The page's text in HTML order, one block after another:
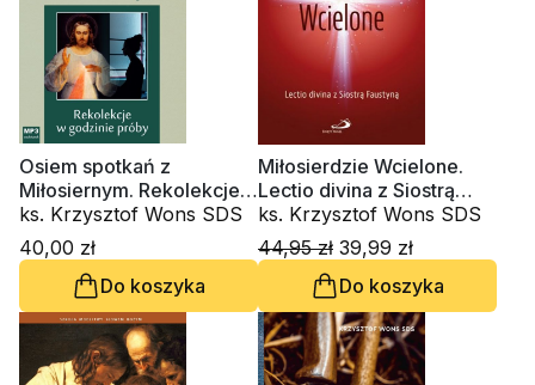
Osiem spotkań z
Miłosiernym. Rekolekcje
w godzinie próby, lectio
22 (CD-audiobook)
ks. Krzysztof Wons SDS
40,00 zł
Do koszyka
Miłosierdzie Wcielone.
Lectio divina z Siostrą
Faustyną
ks. Krzysztof Wons SDS
44,95 zł 39,99 zł
Do koszyka